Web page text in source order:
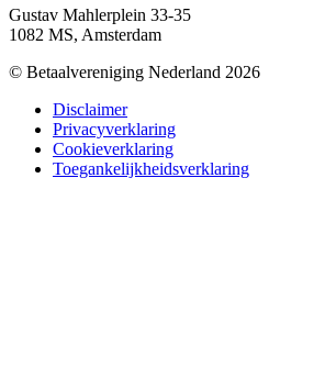
Gustav Mahlerplein 33-35
1082 MS, Amsterdam
© Betaalvereniging Nederland 2026
Disclaimer
Privacyverklaring
Cookieverklaring
Toegankelijkheidsverklaring